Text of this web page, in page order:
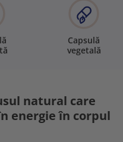
Capsulă
vegetală
natural care
energie în corpul